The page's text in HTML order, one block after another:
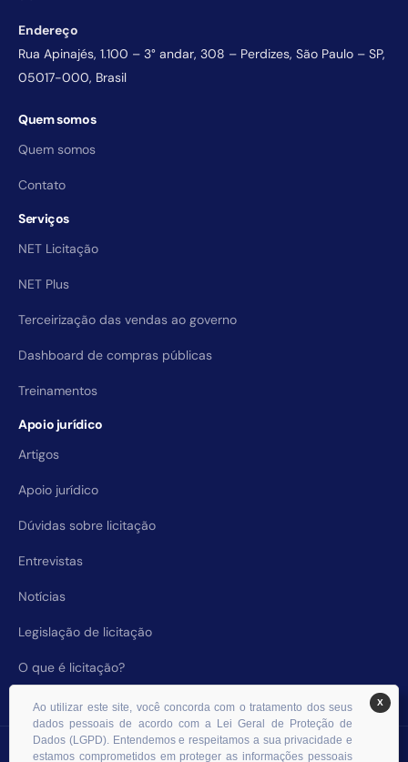
Endereço
Rua Apinajés, 1.100 – 3° andar, 308 – Perdizes, São Paulo – SP,
05017-000, Brasil
Quem somos
Quem somos
Contato
Serviços
NET Licitação
NET Plus
Terceirização das vendas ao governo
Dashboard de compras públicas
Treinamentos
Apoio jurídico
Artigos
Apoio jurídico
Dúvidas sobre licitação
Entrevistas
Notícias
Legislação de licitação
O que é licitação?
© 2026 RHS Licitações. Todos os direitos reservados.
X
Ao utilizar este site, você concorda com o tratamento dos seus
dados pessoais de acordo com a Lei Geral de Proteção de
Dados (LGPD). Entendemos e respeitamos a sua privacidade e
estamos comprometidos em proteger as informações pessoais